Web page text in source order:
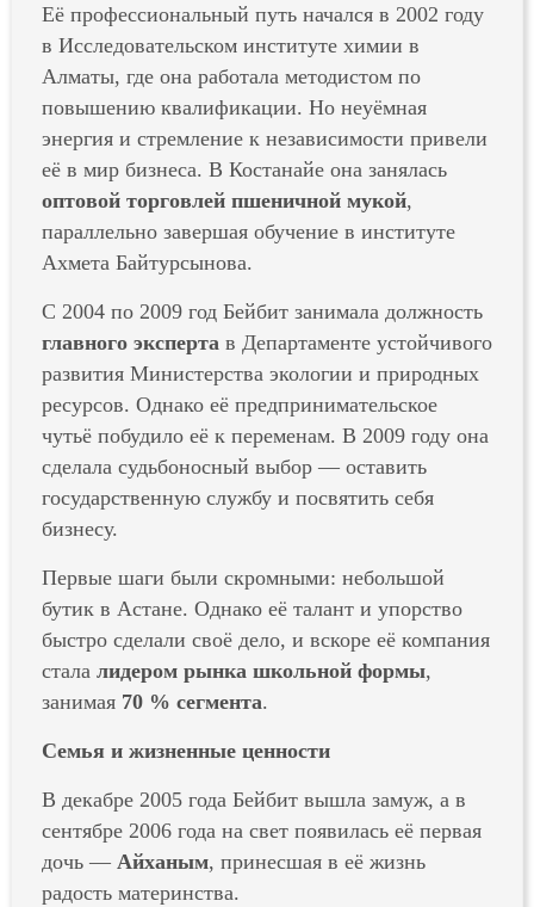
Её профессиональный путь начался в 2002 году
в Исследовательском институте химии в
Алматы, где она работала методистом по
повышению квалификации. Но неуёмная
энергия и стремление к независимости привели
её в мир бизнеса. В Костанайе она занялась
оптовой торговлей пшеничной мукой,
параллельно завершая обучение в институте
Ахмета Байтурсынова.
С 2004 по 2009 год Бейбит занимала должность
главного экспертав Департаменте устойчивого
развития Министерства экологии и природных
ресурсов. Однако её предпринимательское
чутьё побудило её к переменам. В 2009 году она
сделала судьбоносный выбор — оставить
государственную службу и посвятить себя
бизнесу.
Первые шаги были скромными: небольшой
бутик в Астане. Однако её талант и упорство
быстро сделали своё дело, и вскоре её компания
стала лидером рынка школьной формы,
занимая 70 % сегмента.
Семья и жизненные ценности
В декабре 2005 года Бейбит вышла замуж, а в
сентябре 2006 года на свет появилась её первая
дочь — Айханым, принесшая в её жизнь
радость материнства.